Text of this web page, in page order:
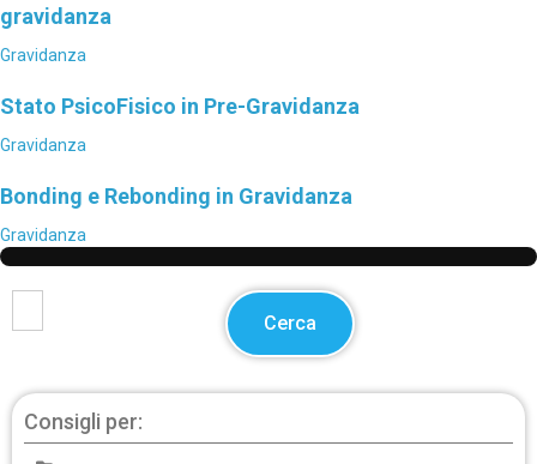
gravidanza
Gravidanza
Stato PsicoFisico in Pre-Gravidanza
Gravidanza
Bonding e Rebonding in Gravidanza
Gravidanza
Cerca
Consigli per: